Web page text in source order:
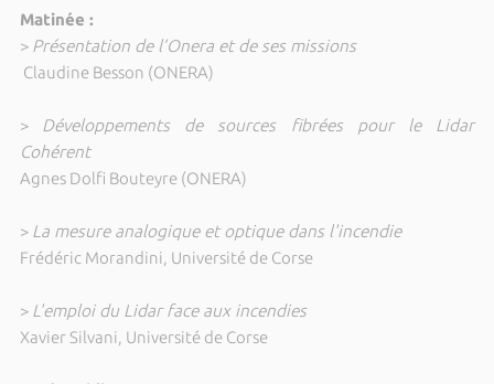
Matinée :
> Présentation de l’Onera et de ses missions
Claudine Besson (ONERA)
>
Développements de sources fibrées pour le Lidar
Cohérent
Agnes Dolfi Bouteyre (ONERA)
> La mesure analogique et optique dans l'incendie
Frédéric Morandini, Université de Corse
> L'emploi du Lidar face aux incendies
Xavier Silvani, Université de Corse